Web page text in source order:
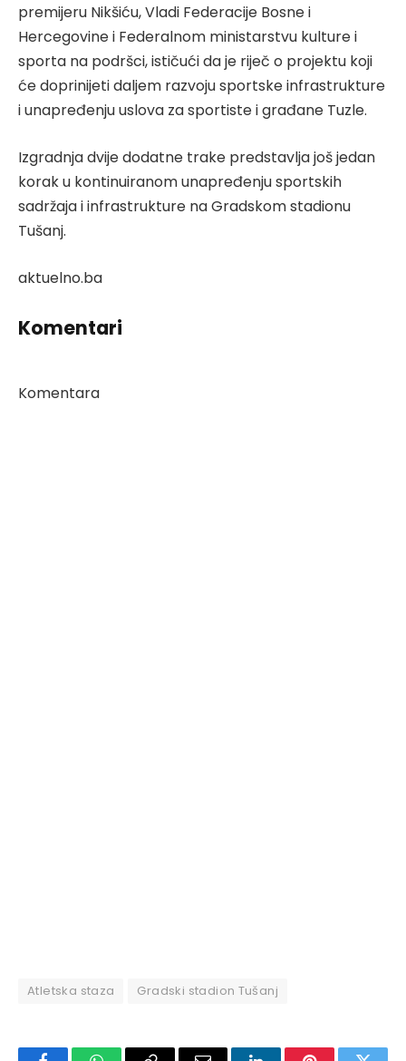
premijeru Nikšiću, Vladi Federacije Bosne i
Hercegovine i Federalnom ministarstvu kulture i
sporta na podršci, ističući da je riječ o projektu koji
će doprinijeti daljem razvoju sportske infrastrukture
i unapređenju uslova za sportiste i građane Tuzle.
Izgradnja dvije dodatne trake predstavlja još jedan
korak u kontinuiranom unapređenju sportskih
sadržaja i infrastrukture na Gradskom stadionu
Tušanj.
aktuelno.ba
Komentari
Komentara
Atletska staza Gradski stadion Tušanj